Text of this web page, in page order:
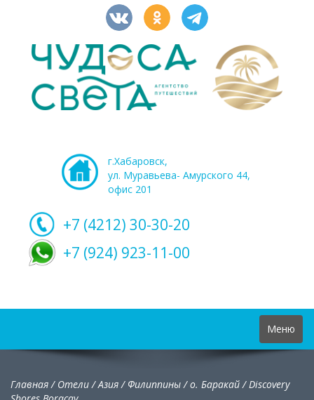
г.Хабаровск,
ул. Муравьева- Амурского 44,
офис 201
+7 (4212) 30-30-20
+7 (924) 923-11-00
Toggle
navigation
Меню
Главная/ Отели/Азия/ Филиппины/о. Баракай /Discovery